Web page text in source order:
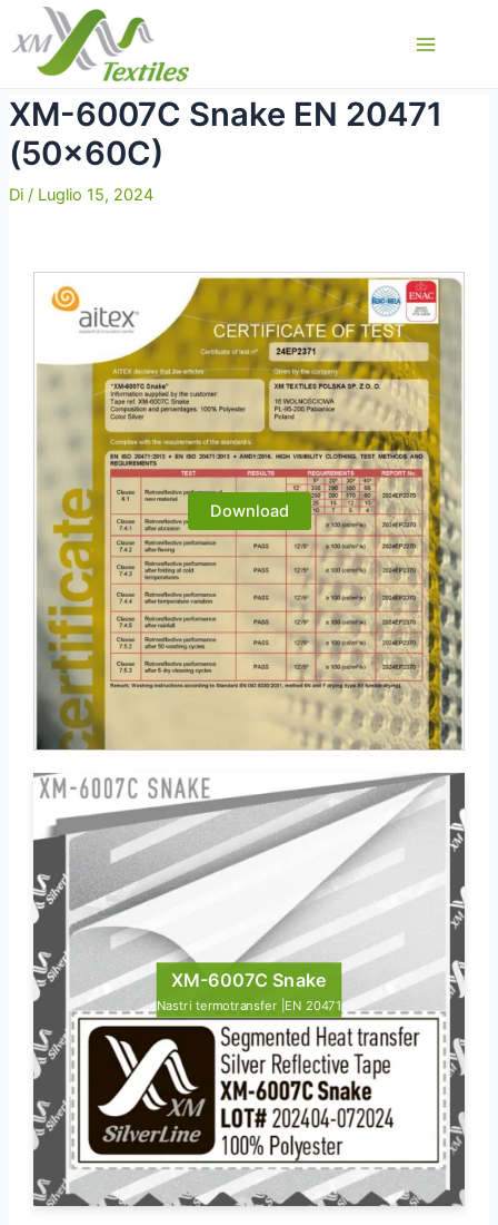
contenuto
Menu
XM-6007C Snake EN 20471
(50x60C)
Di / Luglio 15, 2024
Download
XM-6007C Snake
Nastri termotransfer |EN 20471